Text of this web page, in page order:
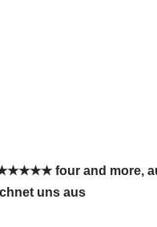
four and more,
uns aus